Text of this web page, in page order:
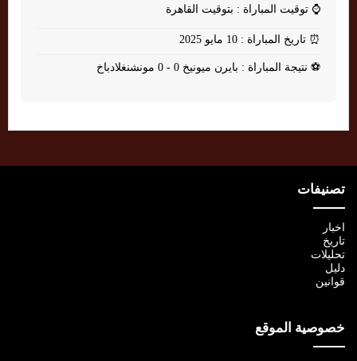
⌚ توقيت المباراة : بتوقيت القاهرة
⏰ تاريخ المباراة : 10 مايو 2025
⚽ نتيجة المباراة : بايرن ميونيخ 0 - 0 مونشنغلادباخ
تصنيفات
اخبار
تاريخ
تحليلات
دليل
قوانين
خصوصية الموقع